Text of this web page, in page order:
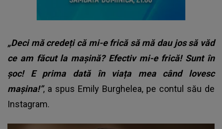
„Deci mă credeți că mi-e frică să mă dau jos să văd
ce am făcut la mașină? Efectiv mi-e frică! Sunt în
șoc! E prima dată în viața mea când lovesc
mașina!”, a spus Emily Burghelea, pe contul său de
Instagram.